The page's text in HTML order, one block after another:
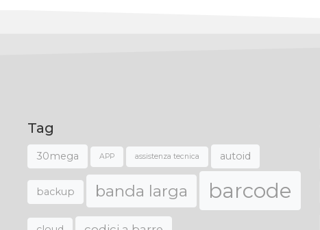
Tag
30mega APP assistenza tecnica autoid
backup banda larga barcode